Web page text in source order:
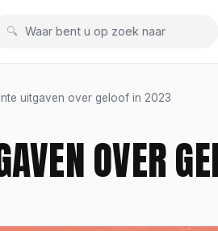
Waar bent u op zoek naar
uitgaven over geloof in 2023
OVER